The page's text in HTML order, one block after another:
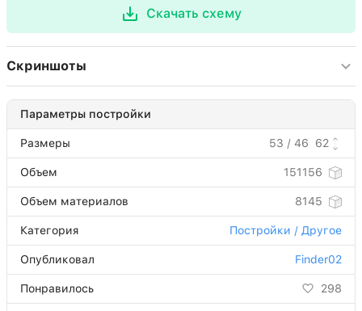
Скачать схему
Скриншоты
Параметры постройки
Размеры 53 / 46 62
Объем 151156
Объем материалов 8145
Категория Постройки / Другое
Опубликовал Finder02
Понравилось 298